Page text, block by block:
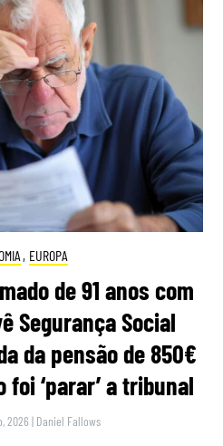
, EUROPA
de 91 anos com
Segurança Social
da pensão de 850€
foi ‘parar’ a tribunal
2026 | Daniel Fallows